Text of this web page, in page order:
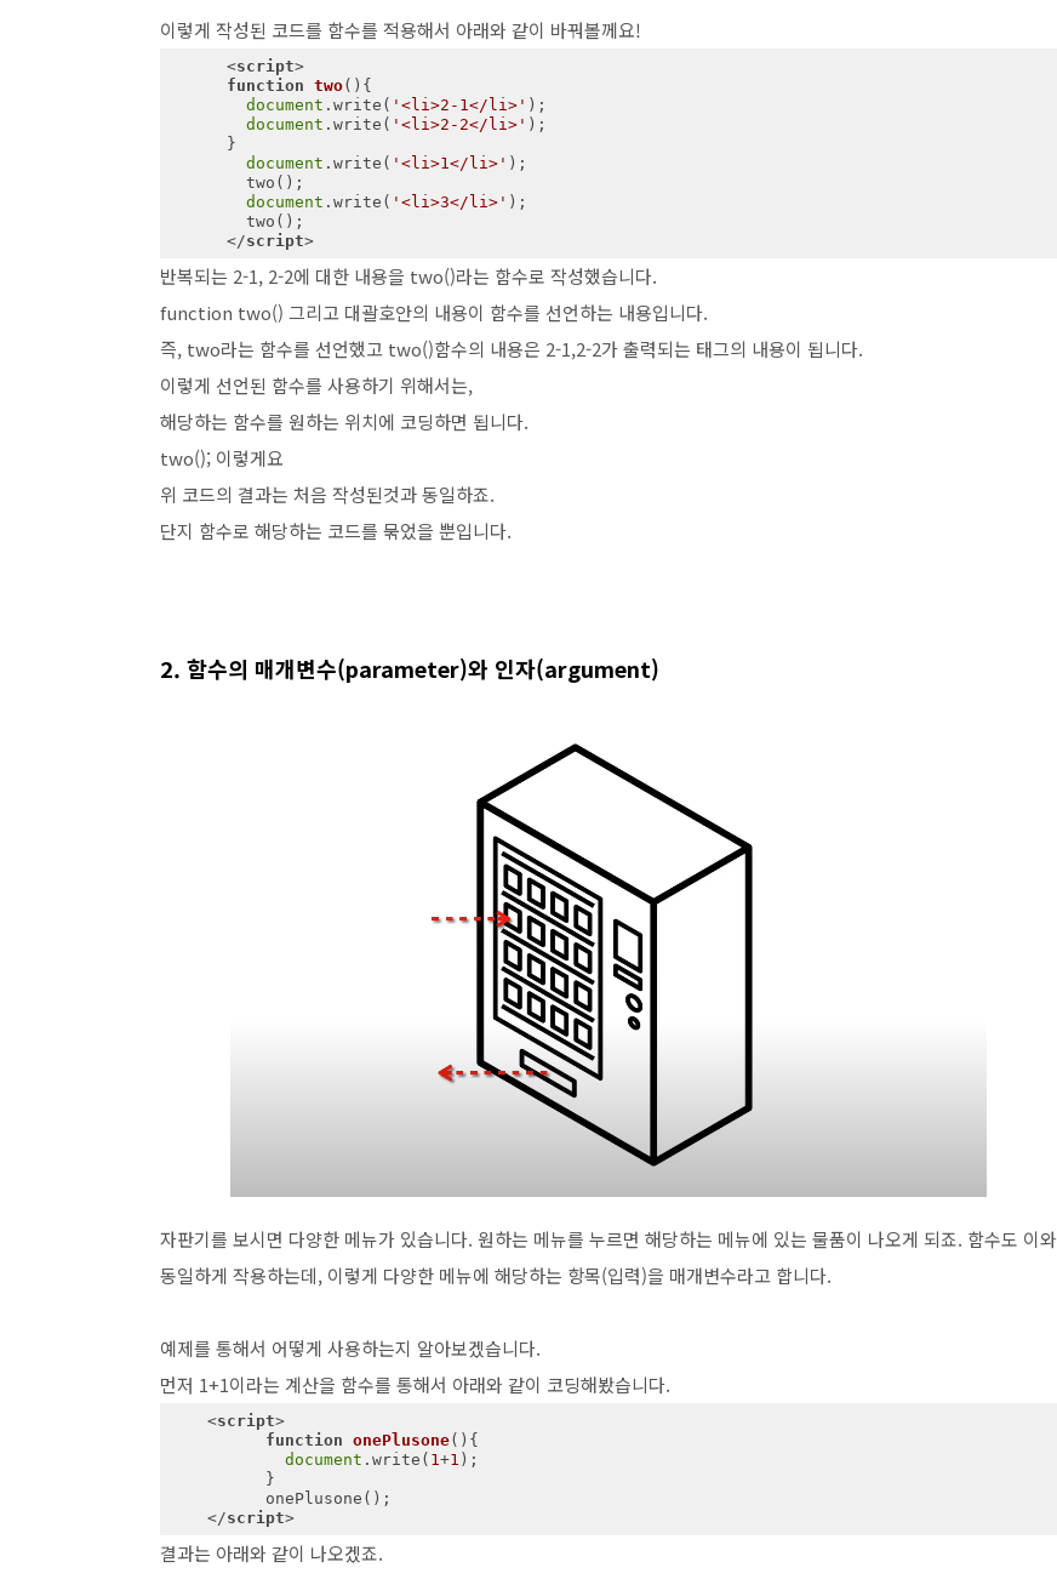
이렇게 작성된 코드를 함수를 적용해서 아래와 같이 바꿔볼께요!
<script>
function two( ) {
document .write( '<li>2-1</li>' );
document .write( '<li>2-2</li>' );
document .write( '<li>1</li>' );
document .write( '<li>3</li>' );
</script>
반복되는 2-1, 2-2에 대한 내용을 two()라는 함수로 작성했습니다.
function two() 그리고 대괄호안의 내용이 함수를 선언하는 내용입니다.
즉, two라는 함수를 선언했고 two()함수의 내용은 2-1,2-2가 출력되는 태그의 내용이 됩니다.
이렇게 선언된 함수를 사용하기 위해서는,
해당하는 함수를 원하는 위치에 코딩하면 됩니다.
two(); 이렇게요
위 코드의 결과는 처음 작성된것과 동일하죠.
단지 함수로 해당하는 코드를 묶었을 뿐입니다.
2. 함수의 매개변수(parameter)와 인자(argument)
자판기를 보시면 다양한 메뉴가 있습니다. 원하는 메뉴를 누르면 해당하는 메뉴에 있는 물품이 나오게 되죠. 함수도 이와
동일하게 작용하는데, 이렇게 다양한 메뉴에 해당하는 항목(입력)을 매개변수라고 합니다.
예제를 통해서 어떻게 사용하는지 알아보겠습니다.
먼저 1+1이라는 계산을 함수를 통해서 아래와 같이 코딩해봤습니다.
<script>
function onePlusone( ) {
document .write( 1 +1 );
</script>
결과는 아래와 같이 나오겠죠.